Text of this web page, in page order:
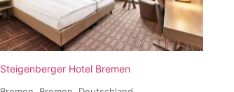
Steigenberger Hotel Bremen